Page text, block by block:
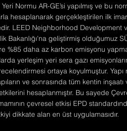
Normu AR-GE’si yapılmış ve bu
hesaplanarak gerçekleştirilen ilk
LEED Neighborhood Development
Bakanlığı'na geliştirmiş olduğumuz
%85 daha az karbon emisyonu
yerleşim yeri sera gazı
ortaya koyulmuştur. Yapı
ve sonrasında tüm kentin inşaatı
hesaplanmıştır. Bu sayede
çevresel etkisi EPD
dikkate alan en üst uygulamasıdır.